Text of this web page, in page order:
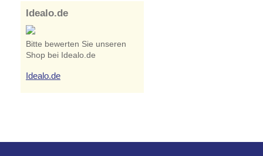
Idealo.de
Bitte bewerten Sie unseren
Shop bei Idealo.de
Idealo.de